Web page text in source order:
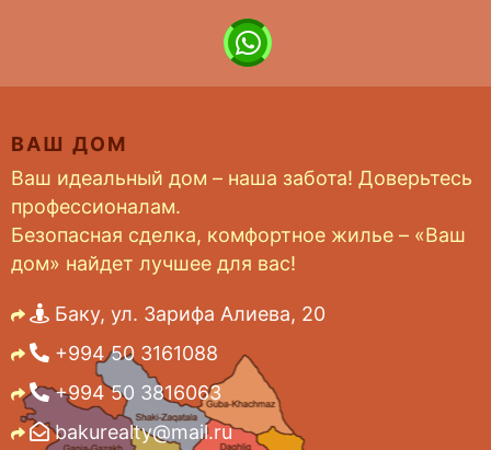
ВАШ ДОМ
Ваш идеальный дом – наша забота! Доверьтесь
профессионалам.
Безопасная сделка, комфортное жилье – «Ваш
дом» найдет лучшее для вас!
Баку, ул. Зарифа Алиева, 20
+994 50 3161088
+994 50 3816063
bakurealty@mail.ru